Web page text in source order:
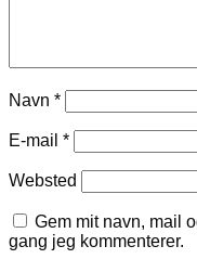
Navn *
E-mail *
Websted
Gem mit navn, mail
gang jeg kommenterer.